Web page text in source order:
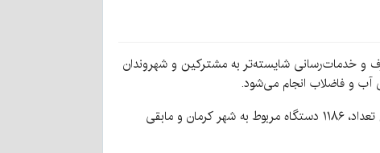
و خدمات‌رسانی شایسته‌تر به مشترکین و شهروندان
آب و فاضلاب انجام می‌شود.
او افزود: در همین راستا طی سه‌ماهه نخست سال جاری، ۱۵۹۱ دستگاه کنتور خراب در شهرستان کرمان تعویض شد که از این تعداد، ۱۱۸۶ دستگاه مربوط به شهر کرمان و مابقی